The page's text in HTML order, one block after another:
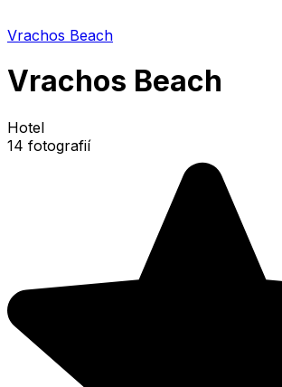
Vrachos Beach
Vrachos Beach
Hotel
14 fotografií